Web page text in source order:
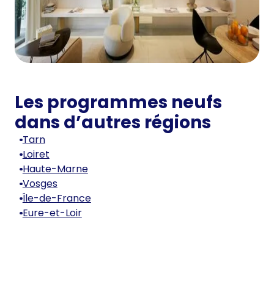
Les programmes neufs
dans d’autres régions
Tarn
Loiret
Haute-Marne
Vosges
Île-de-France
Eure-et-Loir